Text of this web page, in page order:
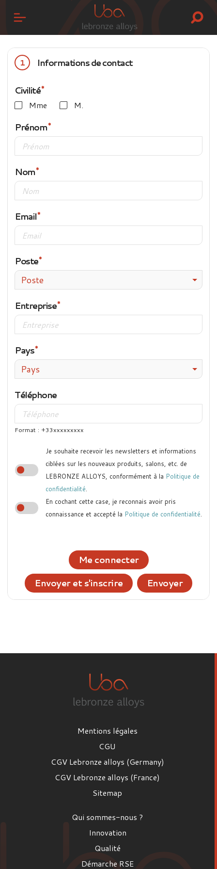
1 Informations de contact
Civilité
Mme M.
Prénom
Nom
Email
Poste
Poste
Entreprise
Pays
Pays
Téléphone
Format : +33xxxxxxxxx
Je souhaite recevoir les newsletters et informations
ciblées sur les nouveaux produits, salons, etc. de
LEBRONZE ALLOYS, conformément à la Politique de
confidentialité.
En cochant cette case, je reconnais avoir pris
connaissance et accepté la Politique de confidentialité.
Me connecter
Envoyer et s'inscrire
Envoyer
Mentions légales
CGU
CGV Lebronze alloys (Germany)
CGV Lebronze alloys (France)
Sitemap
Qui sommes-nous ?
Innovation
Qualité
Démarche RSE